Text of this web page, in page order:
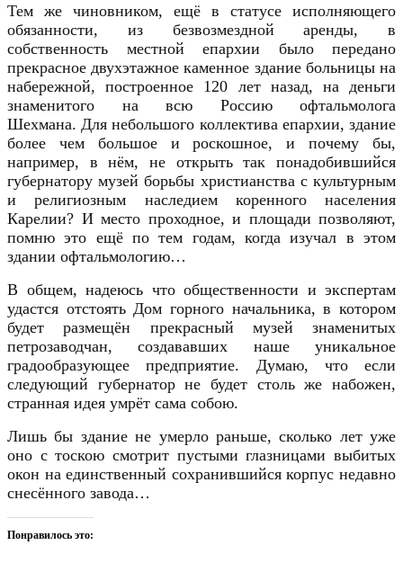
Тем же чиновником, ещё в статусе исполняющего
обязанности, из безвозмездной аренды, в
собственность местной епархии было передано
прекрасное двухэтажное каменное здание больницы на
набережной, построенное 120 лет назад, на деньги
знаменитого на всю Россию офтальмолога
Шехмана. Для небольшого коллектива епархии, здание
более чем большое и роскошное, и почему бы,
например, в нём, не открыть так понадобившийся
губернатору музей борьбы христианства с культурным
и религиозным наследием коренного населения
Карелии? И место проходное, и площади позволяют,
помню это ещё по тем годам, когда изучал в этом
здании офтальмологию…
В общем, надеюсь что общественности и экспертам
удастся отстоять Дом горного начальника, в котором
будет размещён прекрасный музей знаменитых
петрозаводчан, создававших наше уникальное
градообразующее предприятие. Думаю, что если
следующий губернатор не будет столь же набожен,
странная идея умрёт сама собою.
Лишь бы здание не умерло раньше, сколько лет уже
оно с тоскою смотрит пустыми глазницами выбитых
окон на единственный сохранившийся корпус недавно
снесённого завода…
Понравилось это: